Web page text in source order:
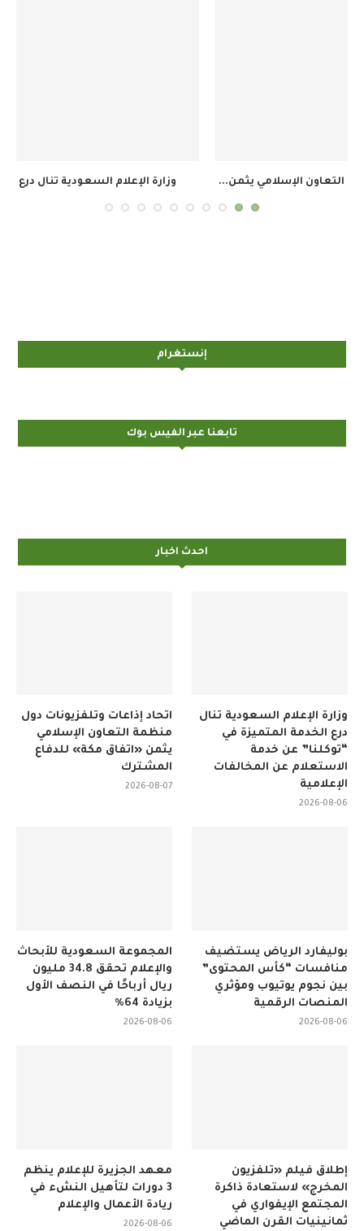
وزارة الإعلام السعودية تنال درع الخدمة المتميزة في...
إنستغرام
تابعنا عبر الفيس بوك
احدث اخبار
اتحاد إذاعات وتلفزيونات دول
منظمة التعاون الإسلامي
يثمن «اتفاق مكة» للدفاع
المشترك
2026-08-07
وزارة الإعلام السعودية تنال
درع الخدمة المتميزة في
“توكلنا” عن خدمة
الاستعلام عن المخالفات
الإعلامية
2026-08-06
المجموعة السعودية للأبحاث
والإعلام تحقق 34.8 مليون
ريال أرباحًا في النصف الأول
بزيادة 64%
2026-08-06
بوليفارد الرياض يستضيف
منافسات “كأس المحتوى”
بين نجوم يوتيوب ومؤثري
المنصات الرقمية
2026-08-06
معهد الجزيرة للإعلام ينظم
3 دورات لتأهيل النشء في
ريادة الأعمال والإعلام
2026-08-06
إطلاق فيلم «تلفزيون
المخرج» لاستعادة ذاكرة
المجتمع الإيفواري في
ثمانينيات القرن الماضي